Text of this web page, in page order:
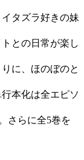
タズラ好きの妹
との日常が楽し
に、ほのぼのと
本化は全エピソ
さらに全5巻を